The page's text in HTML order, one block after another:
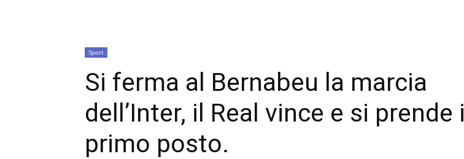
Sport
Si ferma al Bernabeu la marcia
dell’Inter, il Real vince e si prende il
primo posto.